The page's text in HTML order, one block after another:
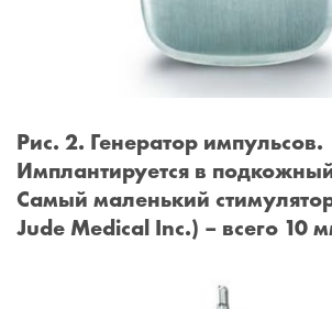
Рис. 2. Генератор импульсов.
Имплантируется в
Самый маленький
Jude Medical Inc.) – всего 10